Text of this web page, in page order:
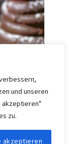
und unseren
akzeptieren"
zu.
akzeptieren